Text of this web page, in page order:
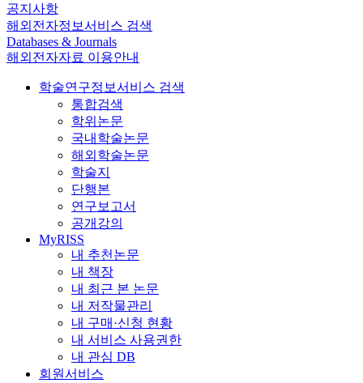
공지사항
해외전자정보서비스 검색
Databases & Journals
해외전자자료 이용안내
학술연구정보서비스 검색
통합검색
학위논문
국내학술논문
해외학술논문
학술지
단행본
연구보고서
공개강의
MyRISS
내 추천논문
내 책장
내 최근 본 논문
내 저작물관리
내 구매·신청 현황
내 서비스 사용권한
내 관심 DB
회원서비스